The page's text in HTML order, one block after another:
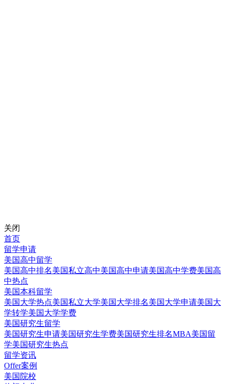
关闭
首页
留学申请
美国高中留学
美国高中排名美国私立高中美国高中申请美国高中学费美国高
中热点
美国本科留学
美国大学热点美国私立大学美国大学排名美国大学申请美国大
学转学美国大学学费
美国研究生留学
美国研究生申请美国研究生学费美国研究生排名MBA美国留
学美国研究生热点
留学资讯
Offer案例
美国院校